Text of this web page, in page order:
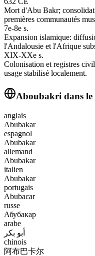
Mort d'Abu Bakr;
premières communautés
7e-8e s.
Expansion islamique:
l'Andalousie et l'Afrique
XIX-XXe s.
Colonisation et registres
usage stabilisé localement.
Aboubakri dans
anglais
Abubakar
espagnol
Abubakar
allemand
Abubakar
italien
Abubakar
portugais
Abubacar
russe
Абубакар
arabe
أبو بكر
chinois
阿布巴卡尔